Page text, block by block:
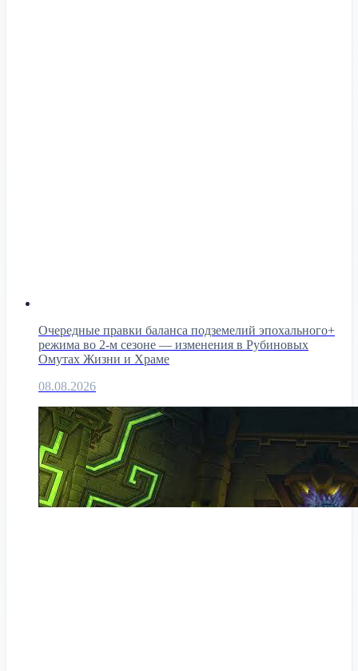
Очередные правки баланса подземелий эпохального+
режима во 2-м сезоне — изменения в Рубиновых
Омутах Жизни и Храме
08.08.2026